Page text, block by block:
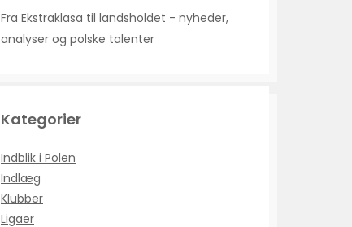
Fra Ekstraklasa til landsholdet - nyheder,
analyser og polske talenter
Kategorier
Indblik i Polen
Indlæg
Klubber
Ligaer